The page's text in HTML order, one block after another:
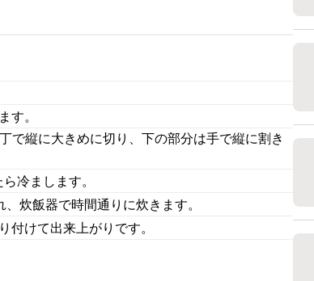
す。
で縦に大きめに切り、下の部分は手で縦に割き
冷まします。
炊飯器で時間通りに炊きます。
付けて出来上がりです。